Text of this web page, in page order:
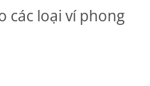
các loại ví phong